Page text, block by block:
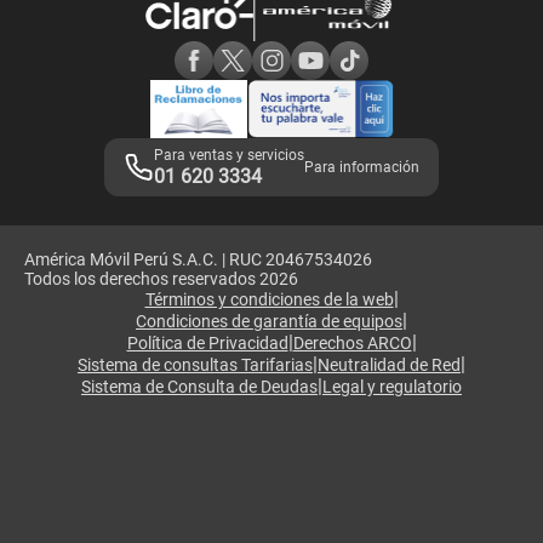
Adquirientes iPhone 6, 6S y SE
Mensaje de Seguridad
Términos y Condiciones de Tienda Claro
Libro de Reclamaciones
Legales de marketplace
Para ventas y servicios
01 620 3334 Para información
América Móvil Perú S.A.C. | RUC 20467534026
Todos los derechos reservados 2026
Términos y condiciones de la web|
Condiciones de garantía de equipos|
Política de Privacidad|Derechos ARCO|
Sistema de consultas Tarifarias|Neutralidad de Red|
Sistema de Consulta de Deudas|Legal y regulatorio